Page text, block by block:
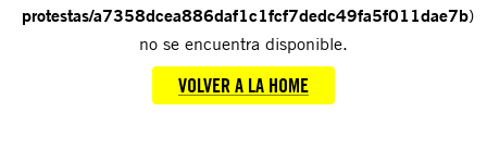
protestas/a7358dcea886daf1c1fcf7dedc49fa5f011dae7b)
no se encuentra disponible.
VOLVER A LA HOME